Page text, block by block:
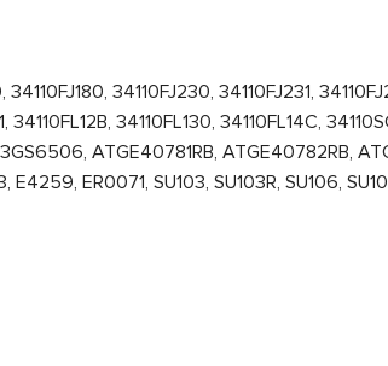
34110FJ230, 34110FJ231,
34110FL130, 34110FL14C,
ATGE40781RB, ATGE40782RB,
ER0071, SU103, SU103R, SU106,